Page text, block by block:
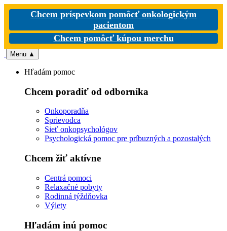
Chcem príspevkom pomôcť onkologickým
pacientom
Chcem pomôcť kúpou merchu
Menu ▲
Hľadám pomoc
Chcem poradiť od odborníka
Onkoporadňa
Sprievodca
Sieť onkopsychológov
Psychologická pomoc pre príbuzných a pozostalých
Chcem žiť aktívne
Centrá pomoci
Relaxačné pobyty
Rodinná týždňovka
Výlety
Hľadám inú pomoc